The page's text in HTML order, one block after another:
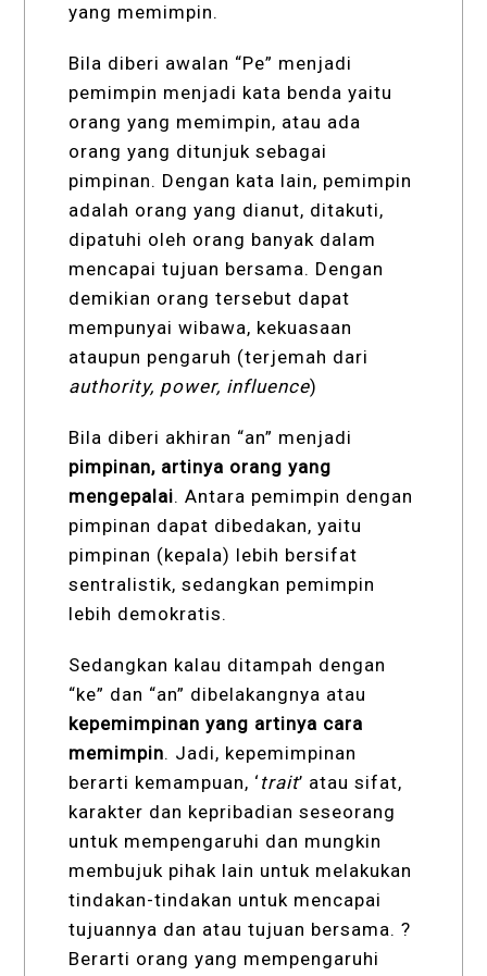
yang memimpin.
Bila diberi awalan “Pe” menjadi
pemimpin menjadi kata benda yaitu
orang yang memimpin, atau ada
orang yang ditunjuk sebagai
pimpinan. Dengan kata lain, pemimpin
adalah orang yang dianut, ditakuti,
dipatuhi oleh orang banyak dalam
mencapai tujuan bersama. Dengan
demikian orang tersebut dapat
mempunyai wibawa, kekuasaan
ataupun pengaruh (terjemah dari
authority, power, influence)
Bila diberi akhiran “an” menjadi
pimpinan, artinya orang yang
mengepalai. Antara pemimpin dengan
pimpinan dapat dibedakan, yaitu
pimpinan (kepala) lebih bersifat
sentralistik, sedangkan pemimpin
lebih demokratis.
Sedangkan kalau ditampah dengan
“ke” dan “an” dibelakangnya atau
kepemimpinan yang artinya cara
memimpin. Jadi, kepemimpinan
berarti kemampuan, ‘trait’ atau sifat,
karakter dan kepribadian seseorang
untuk mempengaruhi dan mungkin
membujuk pihak lain untuk melakukan
tindakan-tindakan untuk mencapai
tujuannya dan atau tujuan bersama. ?
Berarti orang yang mempengaruhi